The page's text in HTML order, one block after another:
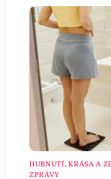
HUBNUTÍ,KRÁSA A
ZPRÁVY